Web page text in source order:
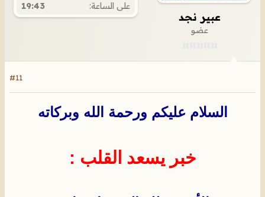
عبير نجد
عضو
على الساعة:
19:43
#11
السلام عليكم ورحمة الله وبركاته
خبر يسعد القلب :